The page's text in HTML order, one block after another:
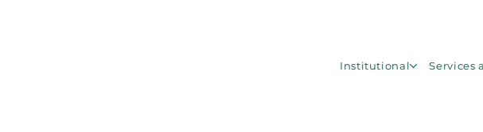
Institutional Services